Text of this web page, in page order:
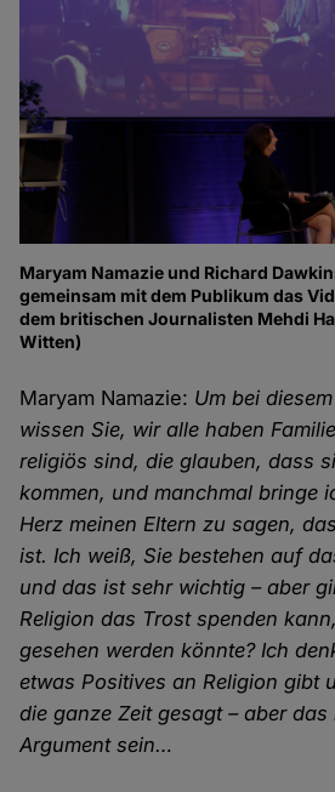
Maryam Namazie und Richard
gemeinsam mit dem Publikum das
dem britischen Journalisten Mehdi
Witten)
Maryam Namazie: Um bei
wissen Sie, wir alle haben
religiös sind, die glauben, dass
kommen, und manchmal bringe
Herz meinen Eltern zu sagen,
ist. Ich weiß, Sie bestehen auf
und das ist sehr wichtig – aber
Religion das Trost spenden
gesehen werden könnte? Ich
etwas Positives an Religion gibt
die ganze Zeit gesagt – aber das
Argument sein…